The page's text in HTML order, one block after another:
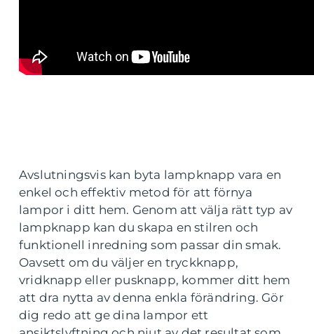
Avslutningsvis kan byta lampknapp vara en
enkel och effektiv metod för att förnya
lampor i ditt hem. Genom att välja rätt typ av
lampknapp kan du skapa en stilren och
funktionell inredning som passar din smak.
Oavsett om du väljer en tryckknapp,
vridknapp eller pusknapp, kommer ditt hem
att dra nytta av denna enkla förändring. Gör
dig redo att ge dina lampor ett